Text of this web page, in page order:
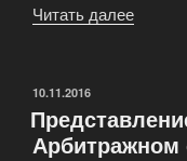
Читать далее
ОПУБЛИКОВАНО
10.11.2016
Арбитражном